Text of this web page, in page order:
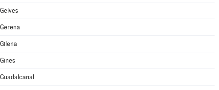
Gelves
Gerena
Gilena
Gines
Guadalcanal